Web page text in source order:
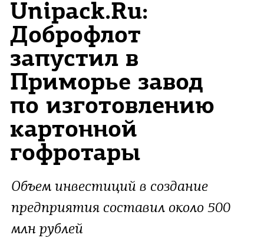
Unipack.Ru:
Доброфлот
запустил в
Приморье завод
по изготовлению
картонной
гофротары
Объем инвестиций в создание
предприятия составил около 500
млн рублей